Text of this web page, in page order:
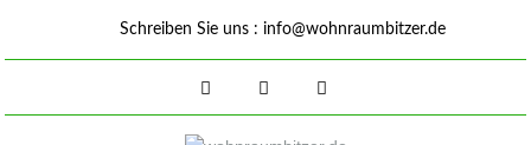
Schreiben Sie uns : info@wohnraumbitzer.de